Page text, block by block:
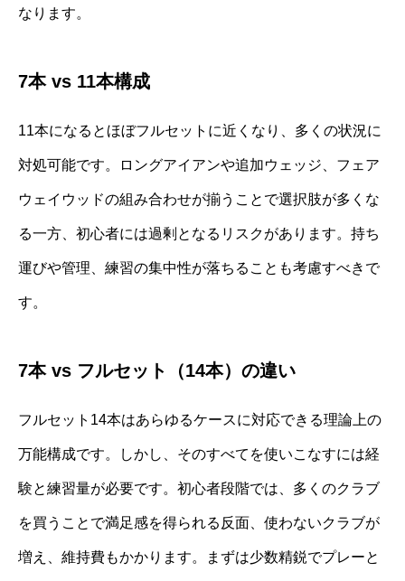
なります。
7本 vs 11本構成
11本になるとほぼフルセットに近くなり、多くの状況に
対処可能です。ロングアイアンや追加ウェッジ、フェア
ウェイウッドの組み合わせが揃うことで選択肢が多くな
る一方、初心者には過剰となるリスクがあります。持ち
運びや管理、練習の集中性が落ちることも考慮すべきで
す。
7本 vs フルセット（14本）の違い
フルセット14本はあらゆるケースに対応できる理論上の
万能構成です。しかし、そのすべてを使いこなすには経
験と練習量が必要です。初心者段階では、多くのクラブ
を買うことで満足感を得られる反面、使わないクラブが
増え、維持費もかかります。まずは少数精鋭でプレーと